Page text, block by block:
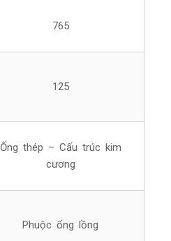
765
125
Ống thép – Cấu trúc kim
cương
Phuộc ống lồng